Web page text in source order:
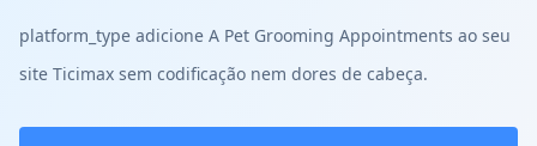
platform_type adicione A Pet Grooming Appointments ao seu
site Ticimax sem codificação nem dores de cabeça.